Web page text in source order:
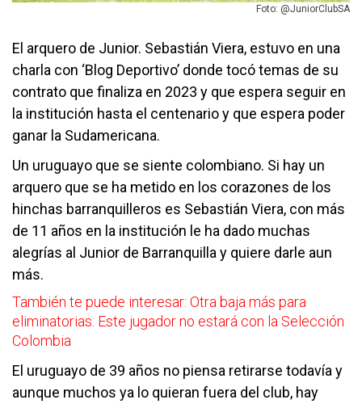
Foto: @JuniorClubSA
El arquero de Junior. Sebastián Viera, estuvo en una
charla con ‘Blog Deportivo’ donde tocó temas de su
contrato que finaliza en 2023 y que espera seguir en
la institución hasta el centenario y que espera poder
ganar la Sudamericana.
Un uruguayo que se siente colombiano. Si hay un
arquero que se ha metido en los corazones de los
hinchas barranquilleros es Sebastián Viera, con más
de 11 años en la institución le ha dado muchas
alegrías al Junior de Barranquilla y quiere darle aun
más.
También te puede interesar: Otra baja más para
eliminatorias: Este jugador no estará con la Selección
Colombia
El uruguayo de 39 años no piensa retirarse todavía y
aunque muchos ya lo quieran fuera del club, hay